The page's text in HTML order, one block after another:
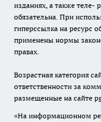
изданиях, а также теле-
обязательна. При
гиперссылка на ресурс
применены нормы
правах.
Возрастная категория
ответственности за
размещенные на сайте
«На информационном